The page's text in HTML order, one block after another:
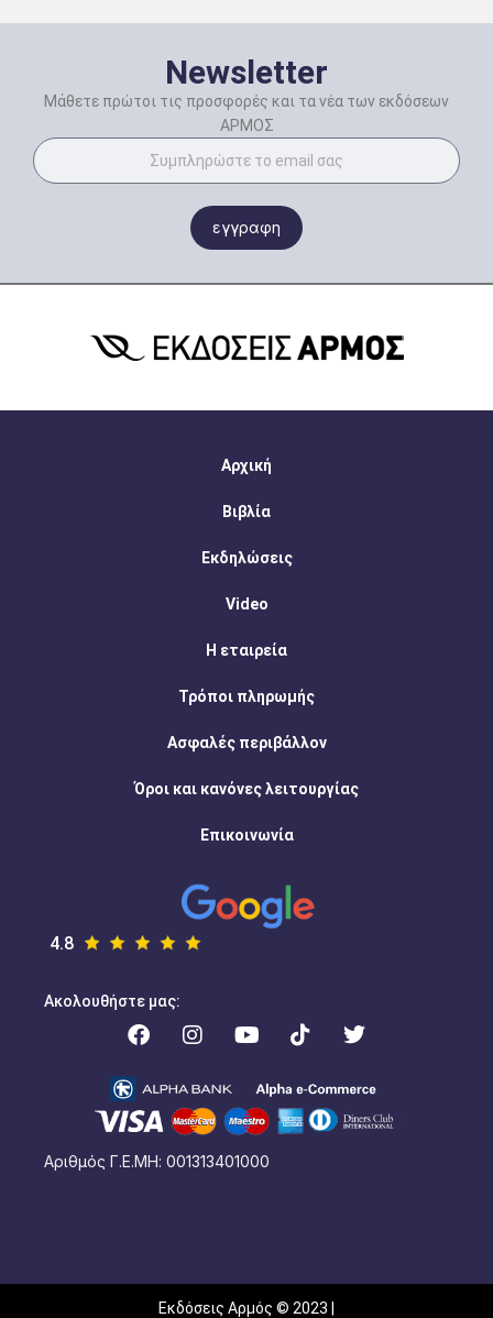
Newsletter
Μάθετε πρώτοι τις προσφορές και τα νέα των εκδόσεων
ΑΡΜΟΣ
εγγραφη
4.8
Αρχική
Βιβλία
Εκδηλώσεις
Video
Η εταιρεία
Τρόποι πληρωμής
Ασφαλές περιβάλλον
Όροι και κανόνες λειτουργίας
Επικοινωνία
Ακολουθήστε μας:
Αριθμός Γ.Ε.ΜΗ: 001313401000
Εκδόσεις Αρμός © 2023 |